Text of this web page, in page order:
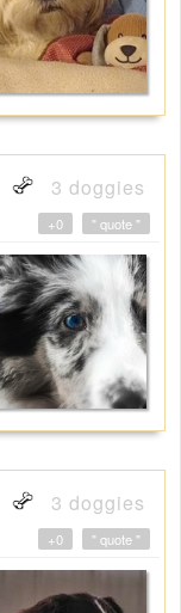
3 doggies
" quote "
+0
3 doggies
" quote "
+0